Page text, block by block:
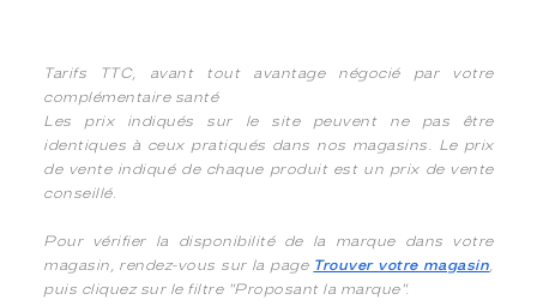
Tarifs TTC, avant tout avantage négocié par votre
complémentaire santé
Les prix indiqués sur le site peuvent ne pas être
identiques à ceux pratiqués dans nos magasins. Le prix
de vente indiqué de chaque produit est un prix de vente
conseillé.
Pour vérifier la disponibilité de la marque dans votre
magasin, rendez-vous sur la page Trouver votre magasin,
puis cliquez sur le filtre "Proposant la marque".